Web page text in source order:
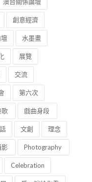
化產業 論壇
澳台關係論壇
創意經濟
水墨畫
展覽
交流
第六次
戲曲身段
文創 理念
Photography